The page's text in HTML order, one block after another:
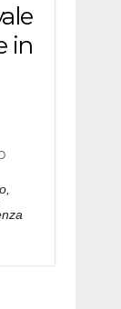
in